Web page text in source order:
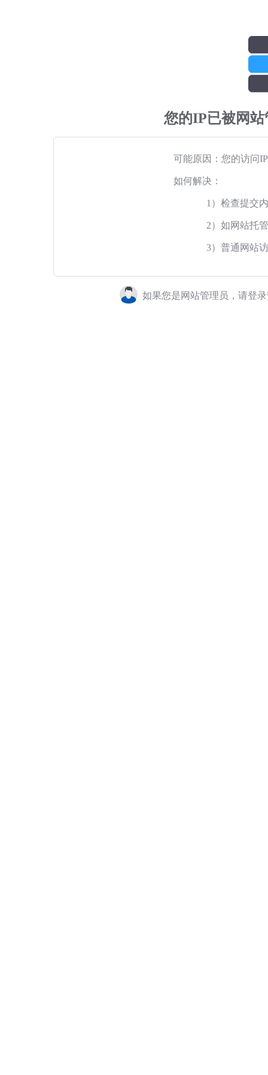
您的IP已被网
可能原因：您的访问
如何解决：
1）检查提交
2）如网站托
3）普通网站
如果您是网站管理员，请登